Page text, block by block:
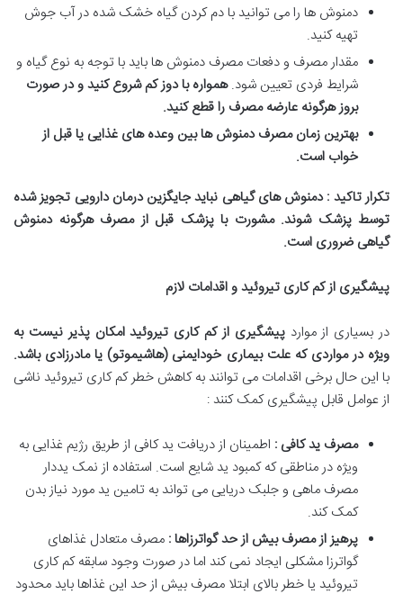
دمنوش ها را می توانید با دم کردن گیاه خشک شده در آب جوش
تهیه کنید.
مقدار مصرف و دفعات مصرف دمنوش ها باید با توجه به نوع گیاه و
شرایط فردی تعیین شود.همواره با دوز کم شروع کنید و در صورت
بروز هرگونه عارضه مصرف را قطع کنید.
بهترین زمان مصرف دمنوش ها بین وعده های غذایی یا قبل از
خواب است.
تکرار تاکید : دمنوش های گیاهی نباید جایگزین درمان دارویی تجویز شده
توسط پزشک شوند. مشورت با پزشک قبل از مصرف هرگونه دمنوش
گیاهی ضروری است.
پیشگیری از کم کاری تیروئید و اقدامات لازم
در بسیاری از مواردپیشگیری از کم کاری تیروئید امکان پذیر نیست به
ویژه در مواردی که علت بیماری خودایمنی (هاشیموتو) یا مادرزادی باشد.
با این حال برخی اقدامات می توانند به کاهش خطر کم کاری تیروئید ناشی
از عوامل قابل پیشگیری کمک کنند :
مصرف ید کافی : اطمینان از دریافت ید کافی از طریق رژیم غذایی به
ویژه در مناطقی که کمبود ید شایع است. استفاده از نمک یددار
مصرف ماهی و جلبک دریایی می تواند به تامین ید مورد نیاز بدن
کمک کند.
پرهیز از مصرف بیش از حد گواترزاها : مصرف متعادل غذاهای
گواترزا مشکلی ایجاد نمی کند اما در صورت وجود سابقه کم کاری
تیروئید یا خطر بالای ابتلا مصرف بیش از حد این غذاها باید محدود